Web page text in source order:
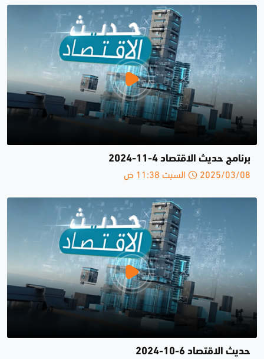
برنامج حديث الاقتصاد 4-11-2024
2025/03/08 السبت 11:38 ص
حديث الاقتصاد 6-10-2024